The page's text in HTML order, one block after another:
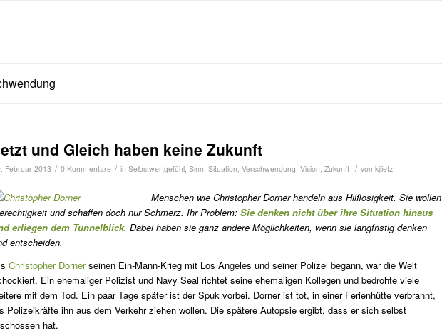
und Gleich haben keine Zukunft
Februar 2013 / 0 Kommentare / in Selbstwertgefühl, Sinn, Situation, Verschwendung, Vision, Zukunft / von kjlietz
Menschen wie Christopher Dorner handeln aus Hilflosigkeit. Sie wollen
und schaffen doch nur Schmerz. Ihr Problem: Sie denken nicht über ihre Situation hinaus
erliegen dem Tunnelblick. Dabei haben sie ganz andere Möglichkeiten, wenn sie langfristig denken
entscheiden.
Christopher Dornerseinen Ein-Mann-Krieg mit Los Angeles und seiner Polizei begann, war die Welt
Ein ehemaliger Polizist und Navy Seal richtet seine ehemaligen Kollegen und bedrohte viele
mit dem Tod. Ein paar Tage später ist der Spuk vorbei. Dorner ist tot, in einer Ferienhütte verbrannt,
Polizeikräfte ihn aus dem Verkehr ziehen wollen. Die spätere Autopsie ergibt, dass er sich selbst
hat.